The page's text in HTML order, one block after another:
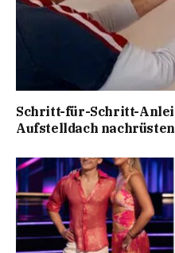
Schritt-für-Schritt-
Aufstelldach nachrüsten